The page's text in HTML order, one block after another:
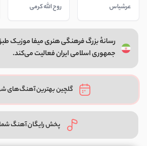
عرشیاس روح الله کرمی
رسانهٔ بزرگ فرهنگی هنری میفا موزیک
جمهوری اسلامی ایران فعالیت می‌کند.
گلچین بهترین آهنگ‌های
پخش رایگان آهنگ شما